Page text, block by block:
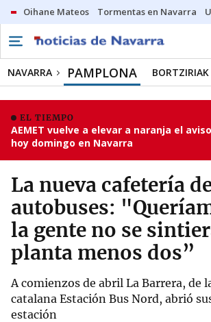
Oihane Mateos Tormentas en Navarra
NAVARRA PAMPLONA BORTZIRIAK
EL TIEMPO
AEMET vuelve a elevar a naranja el
hoy domingo en Navarra
La nueva cafetería
autobuses:
la gente no se
planta menos dos”
A comienzos de abril La Barrera, de
catalana Estación Bus Nord, abrió
estación